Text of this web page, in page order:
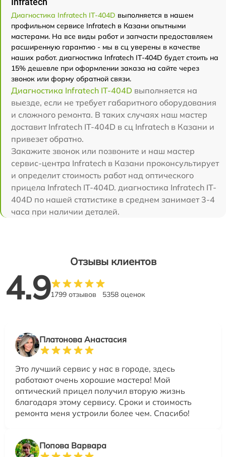
Диагностика Infratech IT-404D выполняется в нашем
профильном сервисе Infratech в Казани опытными
мастерами. На все виды работ и запчасти предоставляем
расширенную гарантию - мы в сц уверены в качестве
наших работ. диагностика Infratech IT-404D будет стоить на
15% дешевле при оформлении заказа на сайте через
звонок или форму обратной связи.
Диагностика Infratech IT-404D выполняется на
выезде, если не требует габаритного оборудования
и сложного ремонта. В таких случаях наш мастер
доставит Infratech IT-404D в сц Infratech в Казани и
привезет обратно.
Закажите звонок или позвоните и наш мастер
сервис-центра Infratech в Казани проконсультирует
и определит стоимость работ над оптического
прицела Infratech IT-404D. диагностика Infratech IT-
404D по нашей статистике в среднем занимает 3-4
часа при наличии деталей.
Отзывы клиентов
4.91799 отзывов 5358 оценок
Платонова Анастасия
Это лучший сервис у нас в городе, здесь
работают очень хорошие мастера! Мой
оптический прицел получил вторую жизнь
благодаря этому сервису. Сроки и стоимость
ремонта меня устроили более чем. Спасибо!
Попова Варвара